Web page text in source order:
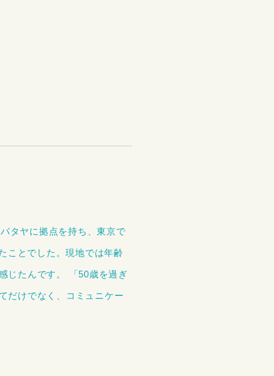
タヤに拠点を持ち、東京で
ことでした。現地では年齢
じたんです。 「50歳を過ぎ
だけでなく、コミュニケー